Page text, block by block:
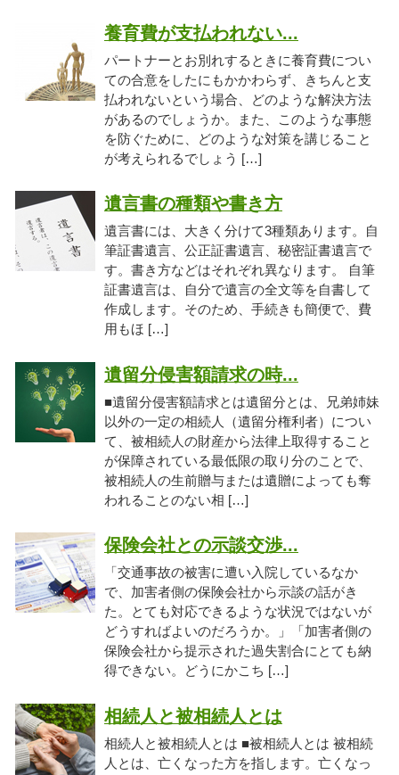
養育費が支払われない...
パートナーとお別れするときに養育費につい
ての合意をしたにもかかわらず、きちんと支
払われないという場合、どのような解決方法
があるのでしょうか。また、このような事態
を防ぐために、どのような対策を講じること
が考えられるでしょう […]
遺言書の種類や書き方
遺言書には、大きく分けて3種類あります。自
筆証書遺言、公正証書遺言、秘密証書遺言で
す。書き方などはそれぞれ異なります。 自筆
証書遺言は、自分で遺言の全文等を自書して
作成します。そのため、手続きも簡便で、費
用もほ […]
遺留分侵害額請求の時...
■遺留分侵害額請求とは遺留分とは、兄弟姉妹
以外の一定の相続人（遺留分権利者）につい
て、被相続人の財産から法律上取得すること
が保障されている最低限の取り分のことで、
被相続人の生前贈与または遺贈によっても奪
われることのない相 […]
保険会社との示談交渉...
「交通事故の被害に遭い入院しているなか
で、加害者側の保険会社から示談の話がき
た。とても対応できるような状況ではないが
どうすればよいのだろうか。」「加害者側の
保険会社から提示された過失割合にとても納
得できない。どうにかこち […]
相続人と被相続人とは
相続人と被相続人とは ■被相続人とは 被相続
人とは、亡くなった方を指します。亡くなっ